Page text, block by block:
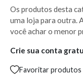
Economize R$
Água Micelar
Bioderma
Os produtos desta
uma loja para outra.
você achar o menor
Crie sua conta
Favoritar produtos